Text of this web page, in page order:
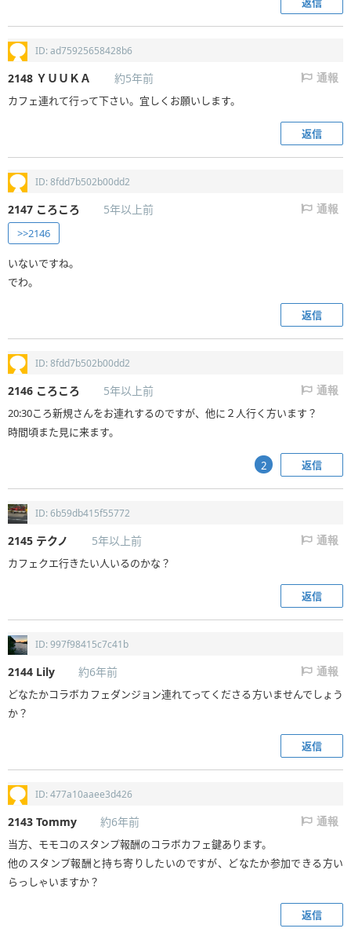
ID: ad75925658428b6
2148 ＹＵＵＫＡ 約5年前 通報
カフェ連れて行って下さい。宜しくお願いします。
返信
ID: 8fdd7b502b00dd2
2147 ころころ 5年以上前 通報
>>2146
いないですね。
でわ。
返信
ID: 8fdd7b502b00dd2
2146 ころころ 5年以上前 通報
20:30ころ新規さんをお連れするのですが、他に２人行く方います？
時間頃また見に来ます。
返信
2
ID: 6b59db415f55772
2145 テクノ 5年以上前 通報
カフェクエ行きたい人いるのかな？
返信
ID: 997f98415c7c41b
2144 Lily 約6年前 通報
どなたかコラボカフェダンジョン連れてってくださる方いませんでしょう
か？
返信
ID: 477a10aaee3d426
2143 Tommy 約6年前 通報
当方、モモコのスタンプ報酬のコラボカフェ鍵あります。
他のスタンプ報酬と持ち寄りしたいのですが、どなたか参加できる方い
らっしゃいますか？
返信